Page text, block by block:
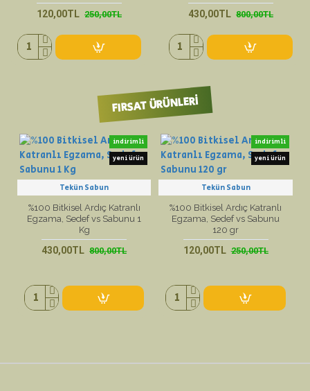
120,00TL 250,00TL 430,00TL 800,00TL
FIRSAT ÜRÜNLERI
indirimli
yeni ürün
Tekün Sabun
%100 Bitkisel Ardıç Katranlı
Egzama, Sedef vs Sabunu 1
Kg
430,00TL 800,00TL
indirimli
yeni ürün
Tekün Sabun
%100 Bitkisel Ardıç Katranlı
Egzama, Sedef vs Sabunu
120 gr
120,00TL 250,00TL